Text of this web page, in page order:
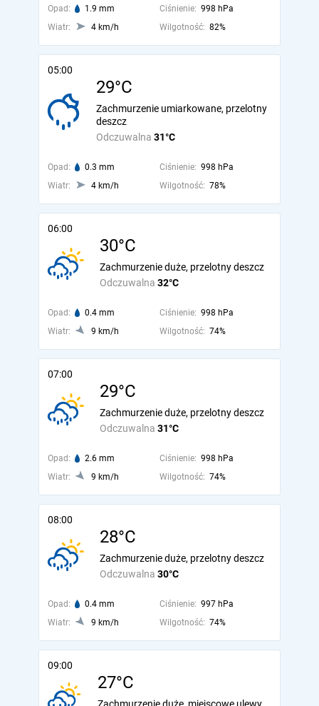
Opad: 1.9 mm Ciśnienie: 998 hPa
Wiatr:
4 km/h Wilgotność: 82%
05:00
29°C
Odczuwalna 31°C
Zachmurzenie umiarkowane, przelotny
deszcz
Opad: 0.3 mm Ciśnienie: 998 hPa
Wiatr:
4 km/h Wilgotność: 78%
06:00
30°C
Odczuwalna 32°C
Zachmurzenie duże, przelotny deszcz
Opad: 0.4 mm Ciśnienie: 998 hPa
Wiatr:
9 km/h Wilgotność: 74%
07:00
29°C
Odczuwalna 31°C
Zachmurzenie duże, przelotny deszcz
Opad: 2.6 mm Ciśnienie: 998 hPa
Wiatr:
9 km/h Wilgotność: 74%
08:00
28°C
Odczuwalna 30°C
Zachmurzenie duże, przelotny deszcz
Opad: 0.4 mm Ciśnienie: 997 hPa
Wiatr:
9 km/h Wilgotność: 74%
09:00
27°C